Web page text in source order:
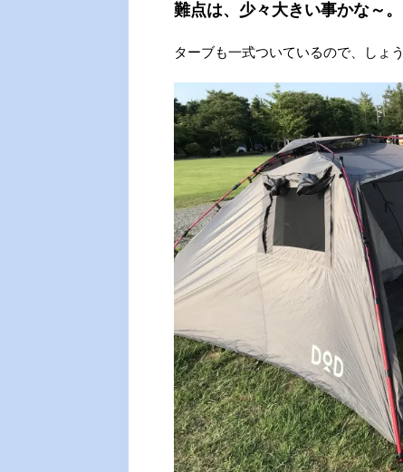
難点は、少々大きい事かな～。
ターブも一式ついているので、し